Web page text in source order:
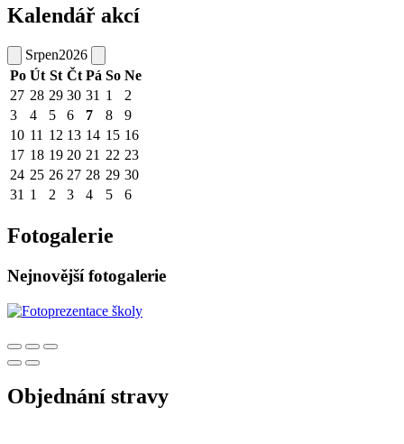
Kalendář akcí
Srpen2026
Po Út St Čt Pá So Ne
27 28 29 30 31 1
2
3
4 5 6 7 8
9
10 11 12 13 14 15 16
17 18 19 20 21 22 23
24 25 26 27 28 29 30
31 1 2 3 4 5 6
Fotogalerie
Nejnovější fotogalerie
Objednání stravy